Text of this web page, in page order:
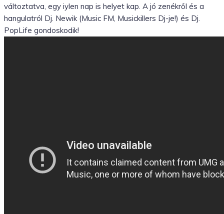
változtatva, egy iylen nap is helyet kap. A jó zenékről és a
hangulatról Dj. Newik (Music FM, Musickillers Dj-je!) és Dj.
PopLife gondoskodik!